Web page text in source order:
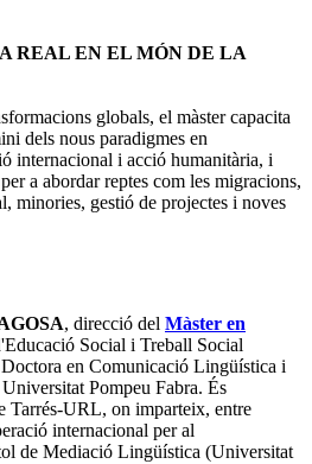
REAL EN EL MÓN DE LA
globals, el màster capacita
dels nous paradigmes en
internacional i acció humanitària, i
a abordar reptes com les migracions,
minories, gestió de projectes i noves
, direcció del Màster en
Social i Treball Social
en Comunicació Lingüística i
Pompeu Fabra. És
Tarrés-URL, on imparteix, entre
internacional per al
de Mediació Lingüística (Universitat